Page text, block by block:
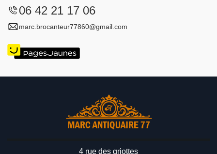
06 42 21 17 06
marc.brocanteur77860@gmail.com
4 rue des griottes